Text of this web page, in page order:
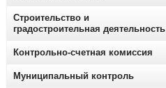
Строительство и
градостроительная деятельность
Контрольно-счетная комиссия
Муниципальный контроль